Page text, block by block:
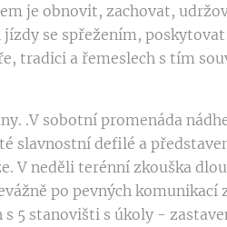
je obnovit, zachovat,
se spřežením,
tradici a řemeslech s tím
.V sobotní promenáda
slavnostní defilé a
V neděli terénní zkouška
po pevných komunikací
5 stanovišti s úkoly -